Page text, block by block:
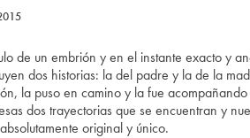
de un embrión y en el instante exacto y
dos historias: la del padre y la de la
la puso en camino y la fue
dos trayectorias que se encuentran y
original y único.